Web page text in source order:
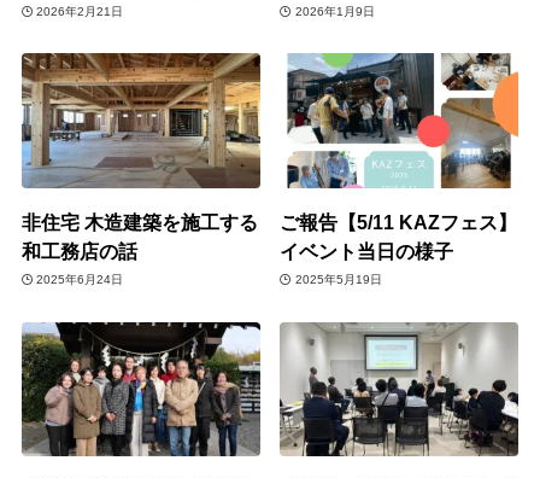
2026年2月21日 2026年1月9日
非住宅 木造建築を施工する
和工務店の話
2025年6月24日
ご報告【5/11 KAZフェス】
イベント当日の様子
2025年5月19日